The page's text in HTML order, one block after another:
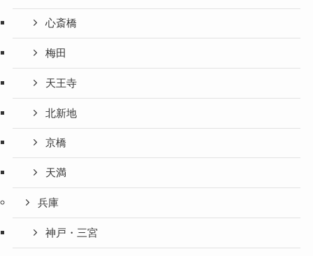
心斎橋
梅田
天王寺
北新地
京橋
天満
兵庫
神戸・三宮